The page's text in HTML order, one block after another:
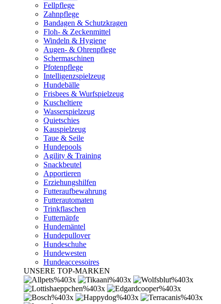
Fellpflege
Zahnpflege
Bandagen & Schutzkragen
Floh- & Zeckenmittel
Windeln & Hygiene
Augen- & Ohrenpflege
Schermaschinen
Pfotenpflege
Intelligenzspielzeug
Hundebälle
Frisbees & Wurfspielzeug
Kuscheltiere
Wasserspielzeug
Quietschies
Kauspielzeug
Taue & Seile
Hundepools
Agility & Training
Snackbeutel
Apportieren
Erziehungshilfen
Futteraufbewahrung
Futterautomaten
Trinkflaschen
Futternäpfe
Hundemäntel
Hundepullover
Hundeschuhe
Hundewesten
Hundeaccessoires
UNSERE TOP-MARKEN